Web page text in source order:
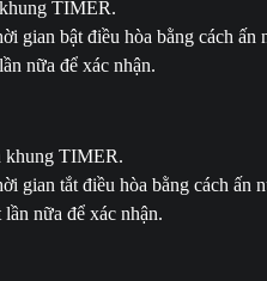
TIMER.
gian bật điều hòa bằng cách
nữa để xác nhận.
khung TIMER.
gian tắt điều hòa bằng cách ấn
nữa để xác nhận.